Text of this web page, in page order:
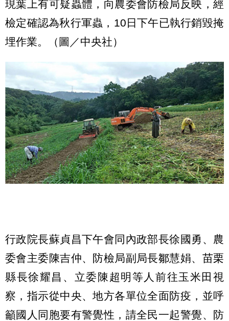
現葉上有可疑蟲體，向農委會防檢局反映，經
檢定確認為秋行軍蟲，10日下午已執行銷毀掩
埋作業。（圖／中央社）
行政院長蘇貞昌下午會同內政部長徐國勇、農
委會主委陳吉仲、防檢局副局長鄒慧娟、苗栗
縣長徐耀昌、立委陳超明等人前往玉米田視
察，指示從中央、地方各單位全面防疫，並呼
籲國人同胞要有警覺性，請全民一起警覺、防